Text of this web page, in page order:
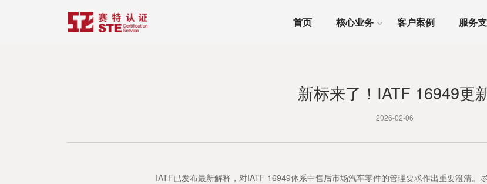
首页 核心业务 客户案例 服务
新标来了！IATF 16949更
2026-02-06
IATF已发布最新解释，对IATF 16949体系中售后市场汽车零件的管理要求作出重要澄清。